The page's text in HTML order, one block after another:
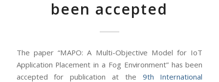
been accepted
The paper “MAPO: A Multi-Objective Model for IoT
Application Placement in a Fog Environment” has been
accepted for publication at the 9th International